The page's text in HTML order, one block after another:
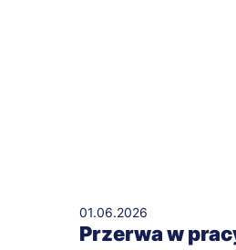
01.06.2026
Przerwa w